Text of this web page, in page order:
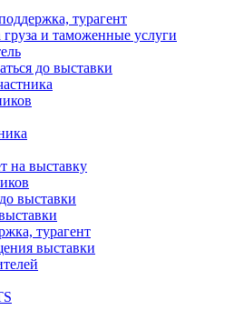
турагент
груза и таможенные услуги
до выставки
на выставку
выставки
турагент
выставки